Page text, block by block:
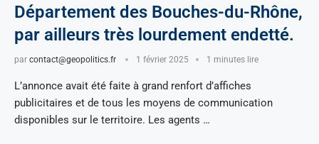
Département des Bouches-du-Rhône,
par ailleurs très lourdement endetté.
par contact@geopolitics.fr 1 février 2025 1 minutes lire
L’annonce avait été faite à grand renfort d’affiches
publicitaires et de tous les moyens de communication
disponibles sur le territoire. Les agents …